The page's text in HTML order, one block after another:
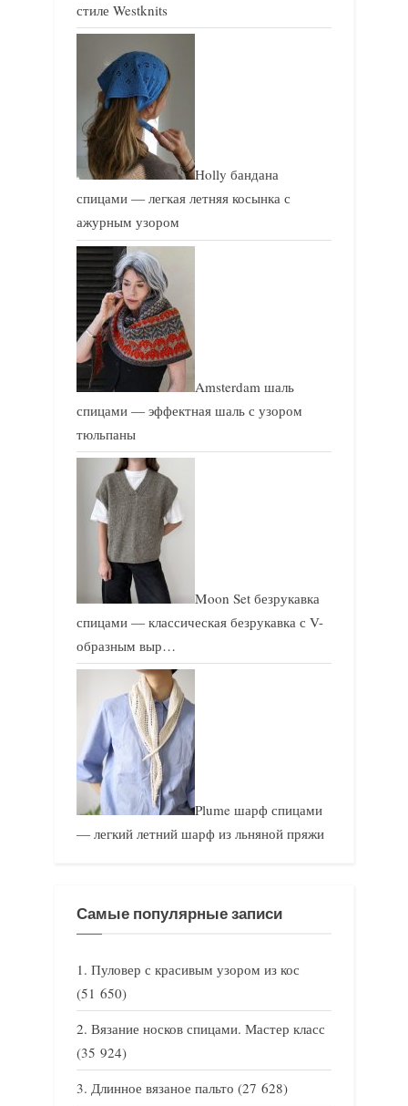
стиле Westknits
Holly бандана
спицами — легкая летняя косынка с
ажурным узором
Amsterdam шаль
спицами — эффектная шаль с узором
тюльпаны
Moon Set безрукавка
спицами — классическая безрукавка с V-
образным выр…
Plume шарф спицами
— легкий летний шарф из льняной пряжи
Самые популярные записи
Пуловер с красивым узором из кос
(51 650)
Вязание носков спицами. Мастер класс
(35 924)
Длинное вязаное пальто (27 628)